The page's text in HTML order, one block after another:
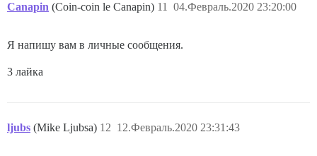
Canapin (Coin-coin le Canapin) 04.Февраль.2020 23:20:00
11
Я напишу вам в личные сообщения.
3 лайка
ljubs (Mike Ljubsa) 12.Февраль.2020 23:31:43
12